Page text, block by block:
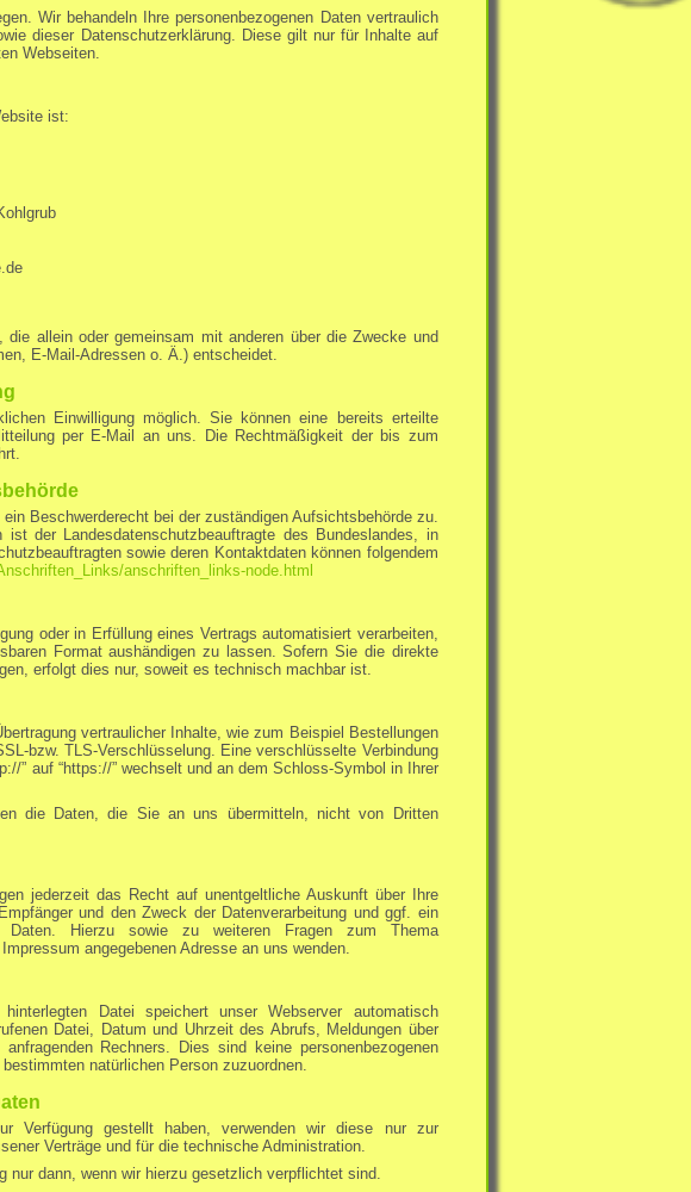
Wir behandeln Ihre personenbezogenen Daten vertraulich
dieser Datenschutzerklärung. Diese gilt nur für Inhalte auf
Webseiten.
ist:
allein oder gemeinsam mit anderen über die Zwecke und
E-Mail-Adressen o. Ä.) entscheidet.
Einwilligung möglich. Sie können eine bereits erteilte
per E-Mail an uns. Die Rechtmäßigkeit der bis zum
Beschwerderecht bei der zuständigen Aufsichtsbehörde zu.
der Landesdatenschutzbeauftragte des Bundeslandes, in
sowie deren Kontaktdaten können folgendem
anschriften_links-node.html
oder in Erfüllung eines Vertrags automatisiert verarbeiten,
Format aushändigen zu lassen. Sofern Sie die direkte
erfolgt dies nur, soweit es technisch machbar ist.
vertraulicher Inhalte, wie zum Beispiel Bestellungen
bzw. TLS-Verschlüsselung. Eine verschlüsselte Verbindung
” auf “https://” wechselt und an dem Schloss-Symbol in Ihrer
die Daten, die Sie an uns übermitteln, nicht von Dritten
jederzeit das Recht auf unentgeltliche Auskunft über Ihre
und den Zweck der Datenverarbeitung und ggf. ein
Daten. Hierzu sowie zu weiteren Fragen zum Thema
angegebenen Adresse an uns wenden.
Datei speichert unser Webserver automatisch
Datei, Datum und Uhrzeit des Abrufs, Meldungen über
Rechners. Dies sind keine personenbezogenen
natürlichen Person zuzuordnen.
Verfügung gestellt haben, verwenden wir diese nur zur
Verträge und für die technische Administration.
nur dann, wenn wir hierzu gesetzlich verpflichtet sind.